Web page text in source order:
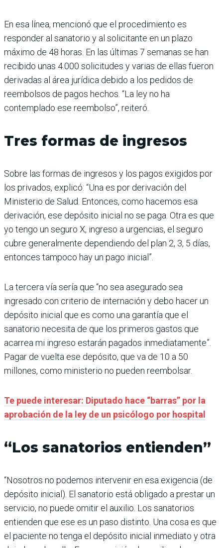
En esa línea, mencionó que el procedimiento es
responder al sanatorio y al solicitante en un plazo
máximo de 48 horas. En las últimas 7 semanas se han
recibido unas 4.000 solicitudes y varias de ellas fueron
derivadas al área jurídica debido a los pedidos de
reembolsos de pagos hechos. “La ley no ha
contemplado ese reembolso”, reiteró.
Tres formas de ingresos
Sobre las formas de ingresos y los pagos exigidos por
los privados, explicó: “Una es por derivación del
Ministerio de Salud. Entonces, como hacemos esa
derivación, ese depósito inicial no se paga. Otra es que
yo tengo un seguro X, ingreso a urgencias, el seguro
cubre generalmente dependiendo del plan 2, 3, 5 días,
entonces tampoco hay un pago inicial”.
La tercera vía sería que “no sea asegurado sea
ingresado con criterio de internación y debo hacer un
depósito inicial que es como una garantía que el
sanatorio necesita de que los primeros gastos que
acarrea mi ingreso estarán pagados inmediatamente”.
Pagar de vuelta ese depósito, que va de 10 a 50
millones, como ministerio no pueden reembolsar.
Te puede interesar: Diputado hace “barras” por la
aprobación de la ley de un psicólogo por hospital
“Los sanatorios entienden”
“Nosotros no podemos intervenir en esa exigencia (de
depósito inicial). El sanatorio está obligado a prestar un
servicio, no puede omitir el auxilio. Los sanatorios
entienden que ese es un paso distinto. Una cosa es que
el paciente no tenga el depósito inicial inmediato y otra